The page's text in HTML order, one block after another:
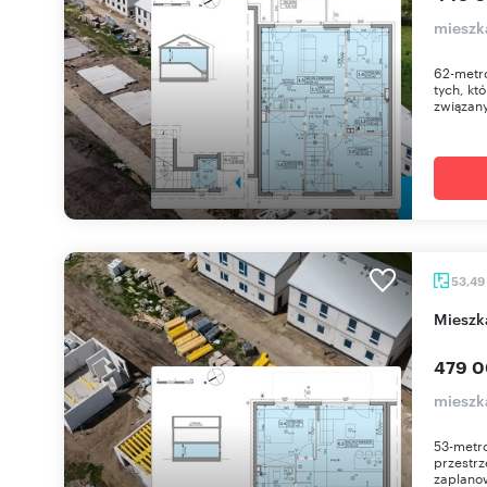
62-
tych,
53,49
479
53-